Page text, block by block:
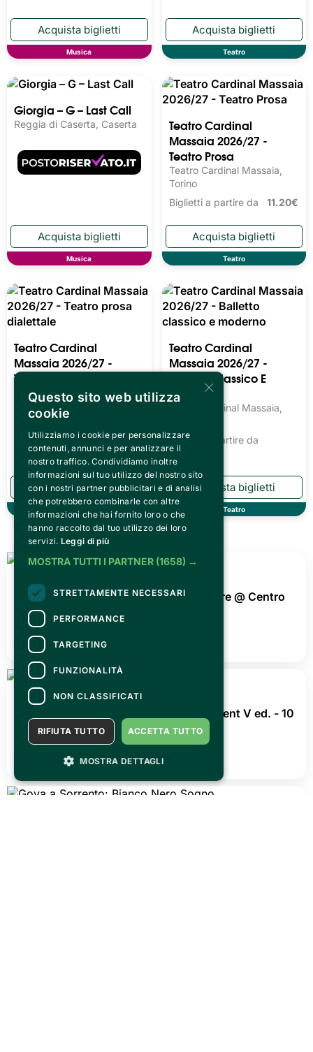
Biglietti a partire da
12.69€
Reggia di Caserta, Caserta
Teatro Cardinal
Massaia 2026/27 -
Teatro Prosa
Teatro Cardinal Massaia,
Torino
Biglietti a partire da11.20€
Teatro Cardinal
Massaia 2026/27 -
Teatro Prosa Dialettale
Teatro Cardinal Massaia,
Torino
Biglietti a partire da
13.54€
Teatro
Teatro Cardinal
Massaia 2026/27 -
Balletto Classico E
Moderno
Teatro Cardinal Massaia,
Torino
13.54€
×
Questo sito web utilizza
cookie
Utilizziamo i cookie per personalizzare
contenuti, annunci e per analizzare il
nostro traffico. Condividiamo inoltre
informazioni sul tuo utilizzo del nostro sito
con i nostri partner pubblicitari e di analisi
che potrebbero combinarle con altre
informazioni che hai fornito loro o che
hanno raccolto dal tuo utilizzo dei loro
servizi. Leggi di più
MOSTRA TUTTI I PARTNER (1658) →
STRETTAMENTE NECESSARI
PERFORMANCE
TARGETING
FUNZIONALITÀ
NON CLASSIFICATI
ACCETTA TUTTO
RIFIUTA TUTTO
MOSTRA DETTAGLI